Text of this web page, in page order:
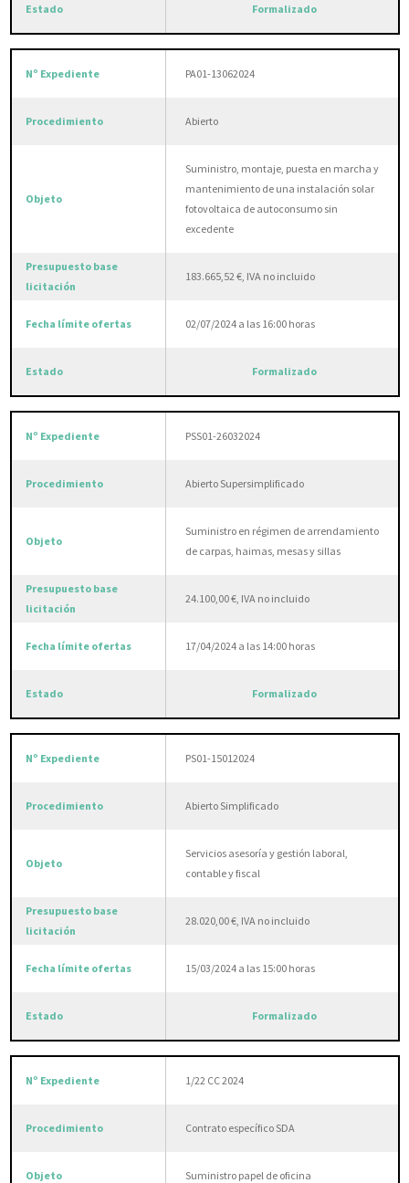
Formalizado
PA01-13062024
Abierto
Suministro, montaje, puesta en marcha y
mantenimiento de una instalación solar
fotovoltaica de autoconsumo sin
excedente
183.665,52 €, IVA no incluido
02/07/2024 a las 16:00 horas
Formalizado
PSS01-26032024
Abierto Supersimplificado
Suministro en régimen de arrendamiento
de carpas, haimas, mesas y sillas
24.100,00 €, IVA no incluido
17/04/2024 a las 14:00 horas
Formalizado
PS01-15012024
Abierto Simplificado
Servicios asesoría y gestión laboral,
contable y fiscal
28.020,00 €, IVA no incluido
15/03/2024 a las 15:00 horas
Formalizado
1/22 CC 2024
Contrato específico SDA
Suministro papel de oficina